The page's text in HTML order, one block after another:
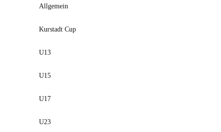
Allgemein
Kurstadt Cup
U13
U15
U17
U23